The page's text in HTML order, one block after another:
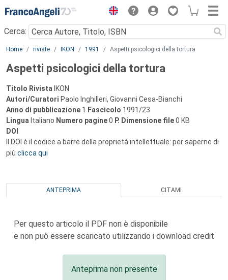
Menu
Cerca:
Main content
Home riviste IKON 1991 Aspetti psicologici della tortura
Aspetti psicologici della tortura
Titolo Rivista IKON
Autori/Curatori Paolo Inghilleri, Giovanni Cesa-Bianchi
Anno di pubblicazione 1 Fascicolo 1991/23
Lingua Italiano Numero pagine0 P. Dimensione file0 KB
DOI
Il DOI è il codice a barre della proprietà intellettuale: per saperne di
più clicca qui
ANTEPRIMA CITAMI
Per questo articolo il PDF non è disponibile
e non può essere scaricato utilizzando i download credit
Anteprima non presente